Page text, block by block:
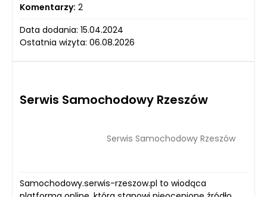
Komentarzy: 2
Data dodania: 15.04.2024
Ostatnia wizyta: 06.08.2026
Serwis Samochodowy Rzeszów
Serwis Samochodowy Rzeszów
Samochodowy.serwis-rzeszow.pl to wiodąca